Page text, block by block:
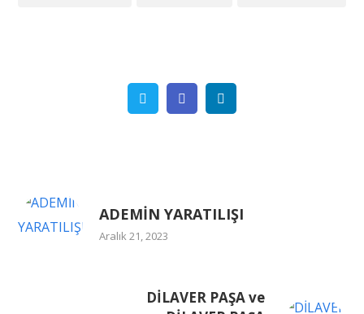
Twitter Facebook
ADEMİN YARATILIŞI
Aralık 21, 2023
DİLAVER PAŞA ve